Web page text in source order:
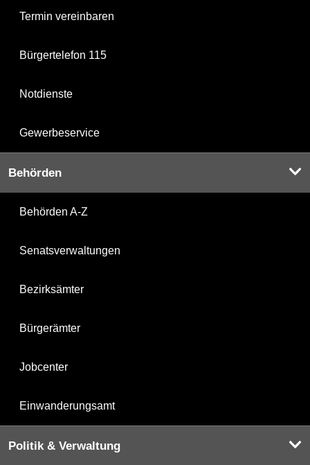
Termin vereinbaren
Bürgertelefon 115
Notdienste
Gewerbeservice
Behörden
Behörden A-Z
Senatsverwaltungen
Bezirksämter
Bürgerämter
Jobcenter
Einwanderungsamt
Politik & Verwaltung